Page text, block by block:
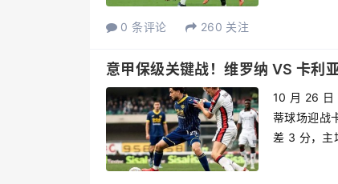
0 条评论 260 关注
意甲保级关键战！维罗纳 VS 卡利
10 月 26 日
蒂球场迎战
差 3 分，主